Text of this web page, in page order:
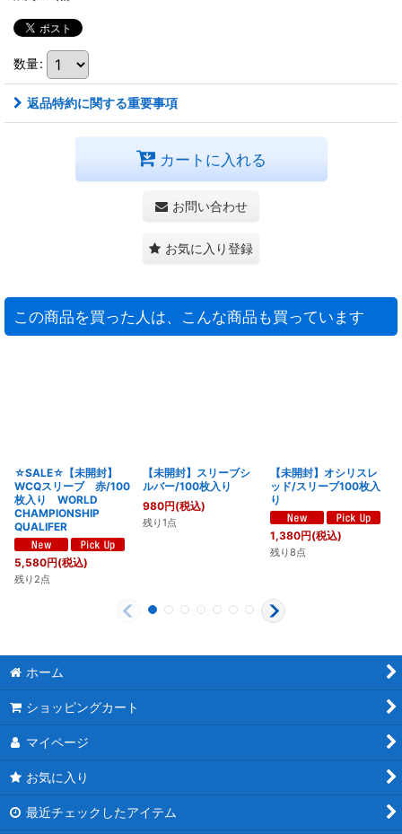
数量:
返品特約に関する重要事項
カートに入れる
お問い合わせ
お気に入り登録
この商品を買った人は、こんな商品も買っています
☆SALE☆【未開封】
WCQスリーブ 赤/100
枚入り WORLD
CHAMPIONSHIP
QUALIFER
5,580円(税込)
残り2点
【未開封】スリーブシ
ルバー/100枚入り
980円(税込)
残り1点
【未開封】オシリスレ
ッド/スリーブ100枚入
り
1,380円(税込)
残り8点
ホーム
ショッピングカート
マイページ
お気に入り
最近チェックしたアイテム